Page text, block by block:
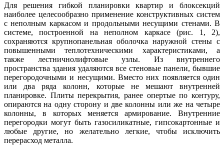
Для решения гибкой планировки квартир и блоксекций
наиболее целесообразно применение конструктивных систем
с неполным каркасом и продольными несущими стенами. В
системе, построенной на неполном каркасе (рис. 1, 2),
сохраняются крупнопанельная оболочка наружной стены с
повышенными теплотехническими характеристиками, а
также лестнично­лифтовые узлы. Из внутреннего
пространства здания удаляются все стеновые панели, бывшие
перегородочными и несущими. Вместо них появляется один
или два ряда колонн, которые не мешают внутренней
планировке. Плиты перекрытия, ранее опертые по контуру,
опираются на одну сторону и две колонны или же на четыре
колонны, в которых меняется армирование. Внутренние
перегородки могут быть газосиликатные, гипсокартонные и
любые другие, но желательно легкие, чтобы исключить
перерасход металла.